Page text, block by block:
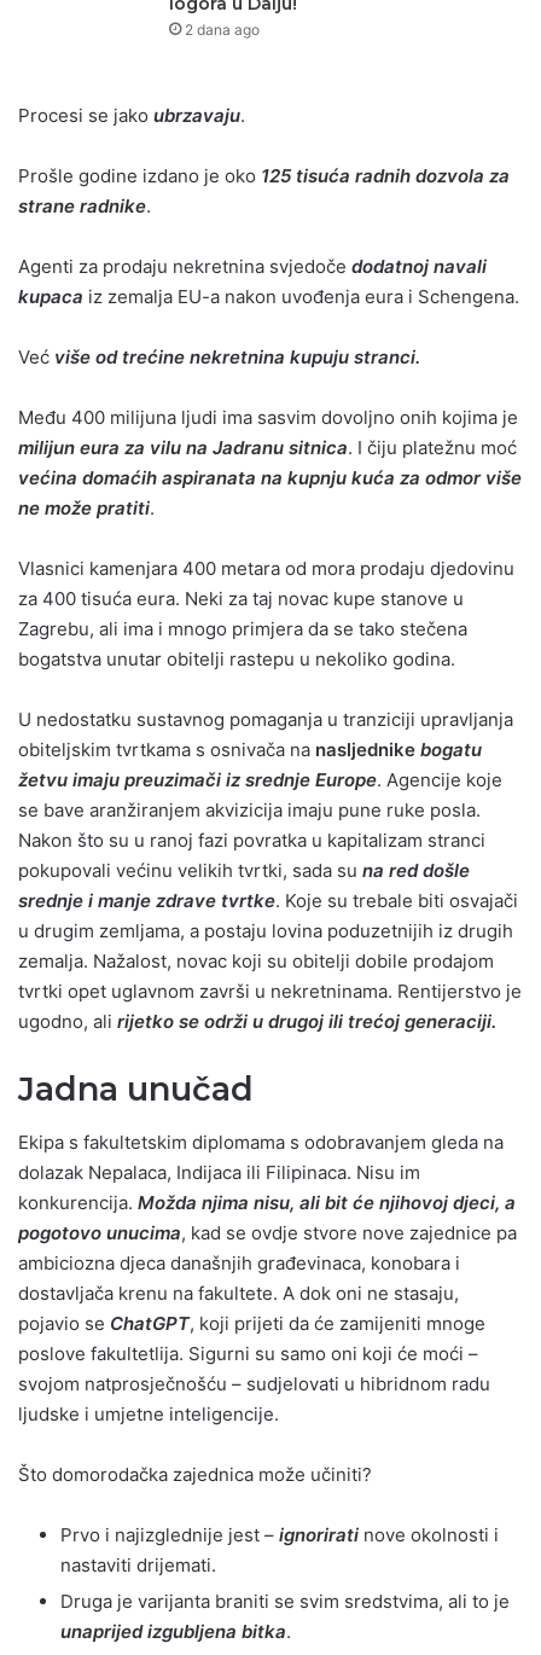
2 dana ago
Procesi se jako ubrzavaju.
Prošle godine izdano je oko 125 tisuća radnih dozvola za
strane radnike.
Agenti za prodaju nekretnina svjedoče dodatnoj navali
kupaca iz zemalja EU-a nakon uvođenja eura i Schengena.
Već više od trećine nekretnina kupuju stranci.
Među 400 milijuna ljudi ima sasvim dovoljno onih kojima je
milijun eura za vilu na Jadranu sitnica. I čiju platežnu moć
većina domaćih aspiranata na kupnju kuća za odmor više
ne može pratiti.
Vlasnici kamenjara 400 metara od mora prodaju djedovinu
za 400 tisuća eura. Neki za taj novac kupe stanove u
Zagrebu, ali ima i mnogo primjera da se tako stečena
bogatstva unutar obitelji rastepu u nekoliko godina.
U nedostatku sustavnog pomaganja u tranziciji upravljanja
obiteljskim tvrtkama s osnivača na nasljednike bogatu
žetvu imaju preuzimači iz srednje Europe. Agencije koje
se bave aranžiranjem akvizicija imaju pune ruke posla.
Nakon što su u ranoj fazi povratka u kapitalizam stranci
pokupovali većinu velikih tvrtki, sada su na red došle
srednje i manje zdrave tvrtke. Koje su trebale biti osvajači
u drugim zemljama, a postaju lovina poduzetnijih iz drugih
zemalja. Nažalost, novac koji su obitelji dobile prodajom
tvrtki opet uglavnom završi u nekretninama. Rentijerstvo je
ugodno, ali rijetko se održi u drugoj ili trećoj generaciji.
Jadna unučad
Ekipa s fakultetskim diplomama s odobravanjem gleda na
dolazak Nepalaca, Indijaca ili Filipinaca. Nisu im
konkurencija. Možda njima nisu, ali bit će njihovoj djeci, a
pogotovo unucima, kad se ovdje stvore nove zajednice pa
ambiciozna djeca današnjih građevinaca, konobara i
dostavljača krenu na fakultete. A dok oni ne stasaju,
pojavio se ChatGPT, koji prijeti da će zamijeniti mnoge
poslove fakultetlija. Sigurni su samo oni koji će moći –
svojom natprosječnošću – sudjelovati u hibridnom radu
ljudske i umjetne inteligencije.
Što domorodačka zajednica može učiniti?
Prvo i najizglednije jest – ignorirati nove okolnosti i
nastaviti drijemati.
Druga je varijanta braniti se svim sredstvima, ali to je
unaprijed izgubljena bitka.